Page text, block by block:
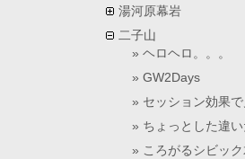
湯河原幕岩
二子山
ヘロヘロ。。。
GW2Days
セッション効果
ちょっとした違い
ころがるシビッ